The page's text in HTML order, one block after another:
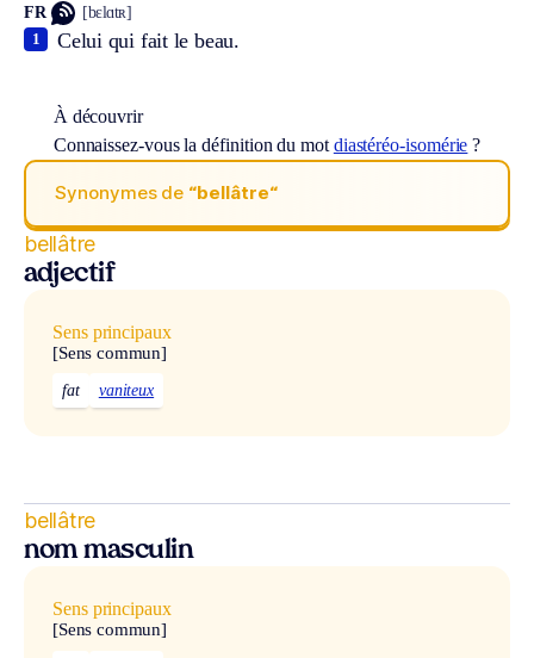
FR [bɛlɑtʀ]
Celui qui fait le beau.
1
À découvrir
Connaissez-vous la définition du mot diastéréo-isomérie ?
Synonymes de “bellâtre“
bellâtre
adjectif
Sens principaux
[Sens commun]
fat vaniteux
bellâtre
nom masculin
Sens principaux
[Sens commun]